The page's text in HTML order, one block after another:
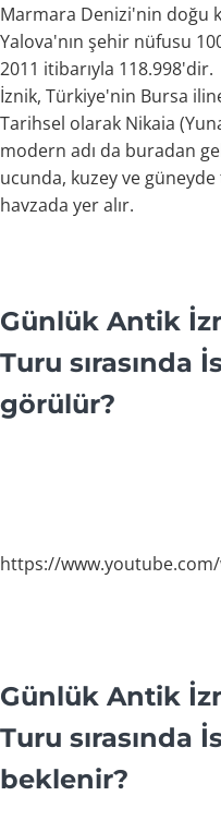
Marmara Denizi'nin doğu
Yalova'nın şehir nüfusu
2011 itibarıyla 118.998'dir.
İznik, Türkiye'nin Bursa
Tarihsel olarak Nikaia
modern adı da buradan
ucunda, kuzey ve
havzada yer alır.
Günlük Antik
Turu sırasında
görülür?
https://www.youtube.com/
Günlük Antik
Turu sırasında
beklenir?